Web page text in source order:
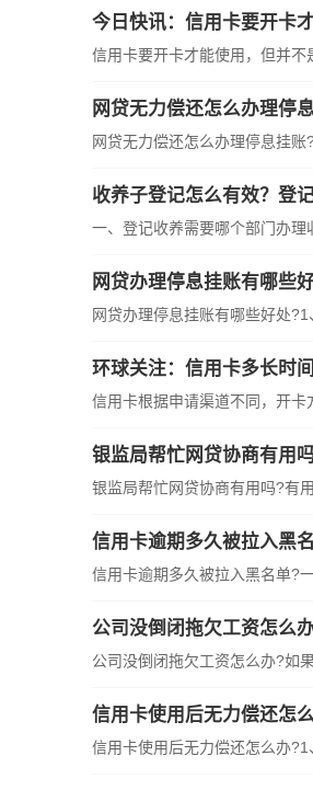
今日快讯：信用卡要开卡
信用卡要开卡才能使用，但并不
网贷无力偿还怎么办理停
网贷无力偿还怎么办理停息挂账
收养子登记怎么有效？登
一、登记收养需要哪个部门办理
网贷办理停息挂账有哪些
网贷办理停息挂账有哪些好处
环球关注：信用卡多长时
信用卡根据申请渠道不同，开卡
银监局帮忙网贷协商有用
银监局帮忙网贷协商有用吗?有
信用卡逾期多久被拉入黑
信用卡逾期多久被拉入黑名单?
公司没倒闭拖欠工资怎么
公司没倒闭拖欠工资怎么办?如
信用卡使用后无力偿还怎
信用卡使用后无力偿还怎么办?1